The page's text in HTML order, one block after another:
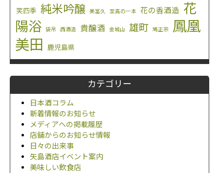
笑四季 純米吟醸 美冨久 至高の一本 花の香酒造 花
陽浴
袋吊 西酒造 貴醸酒 金城山 雄町 鳩正宗
鳳凰
美田
鹿児島県
カテゴリー
日本酒コラム
新着情報のお知らせ
メディアへの掲載履歴
店舗からのお知らせ情報
日々の出来事
矢島酒店イベント案内
美味しい飲食店